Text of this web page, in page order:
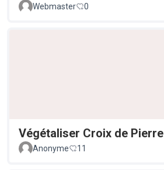
Webmaster 0
Végétaliser Croix de Pierre
Anonyme
11